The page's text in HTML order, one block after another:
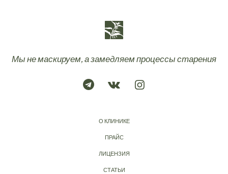
Мы не маскируем, а замедляем процессы старения
О КЛИНИКЕ
ПРАЙС
ЛИЦЕНЗИЯ
СТАТЬИ